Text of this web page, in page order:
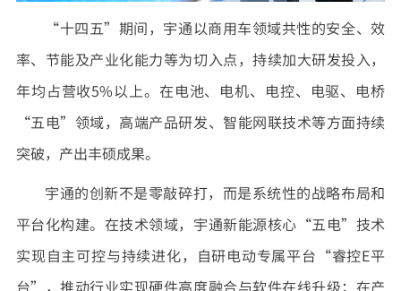
“十四五”期间，宇通以商用车领域共性的安全、效
率、节能及产业化能力等为切入点，持续加大研发投入，
年均占营收5%以上。在电池、电机、电控、电驱、电桥
“五电”领域，高端产品研发、智能网联技术等方面持续
突破，产出丰硕成果。
宇通的创新不是零敲碎打，而是系统性的战略布局和
平台化构建。在技术领域，宇通新能源核心“五电”技术
实现自主可控与持续进化，自研电动专属平台“睿控E平
台”，推动行业实现硬件高度融合与软件在线升级；在产